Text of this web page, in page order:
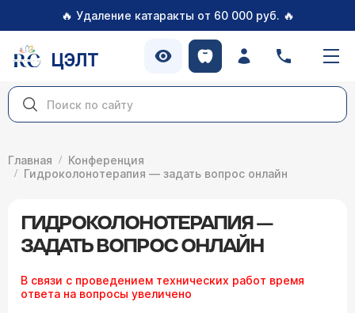
🔥 Удаление катаракты от 60 000 руб. 🔥
ЦЭЛТ
Главная
Конференция
Гидроколонотерапия — задать вопрос онлайн
ГИДРОКОЛОНОТЕРАПИЯ —
ЗАДАТЬ ВОПРОС ОНЛАЙН
В связи с проведением технических работ время
ответа на вопросы увеличено